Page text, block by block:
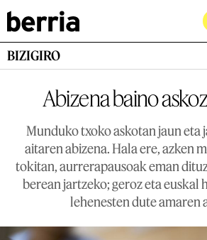
BIZIGIRO
Abizena baino
Munduko txoko askotan jaun eta
aitaren abizena. Hala ere, azken
tokitan, aurrerapausoak eman
berean jartzeko; geroz eta euskal
lehenesten dute amaren